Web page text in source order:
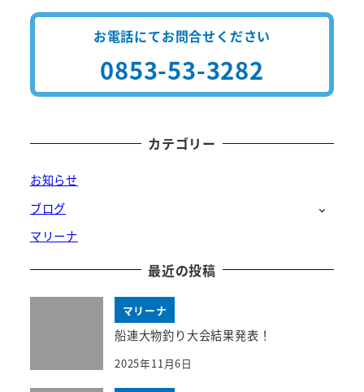
お電話にてお問合せください
0853-53-3282
カテゴリー
お知らせ
ブログ
マリーナ
最近の投稿
マリーナ
船連大物釣り大会結果発表！
2025年11月6日